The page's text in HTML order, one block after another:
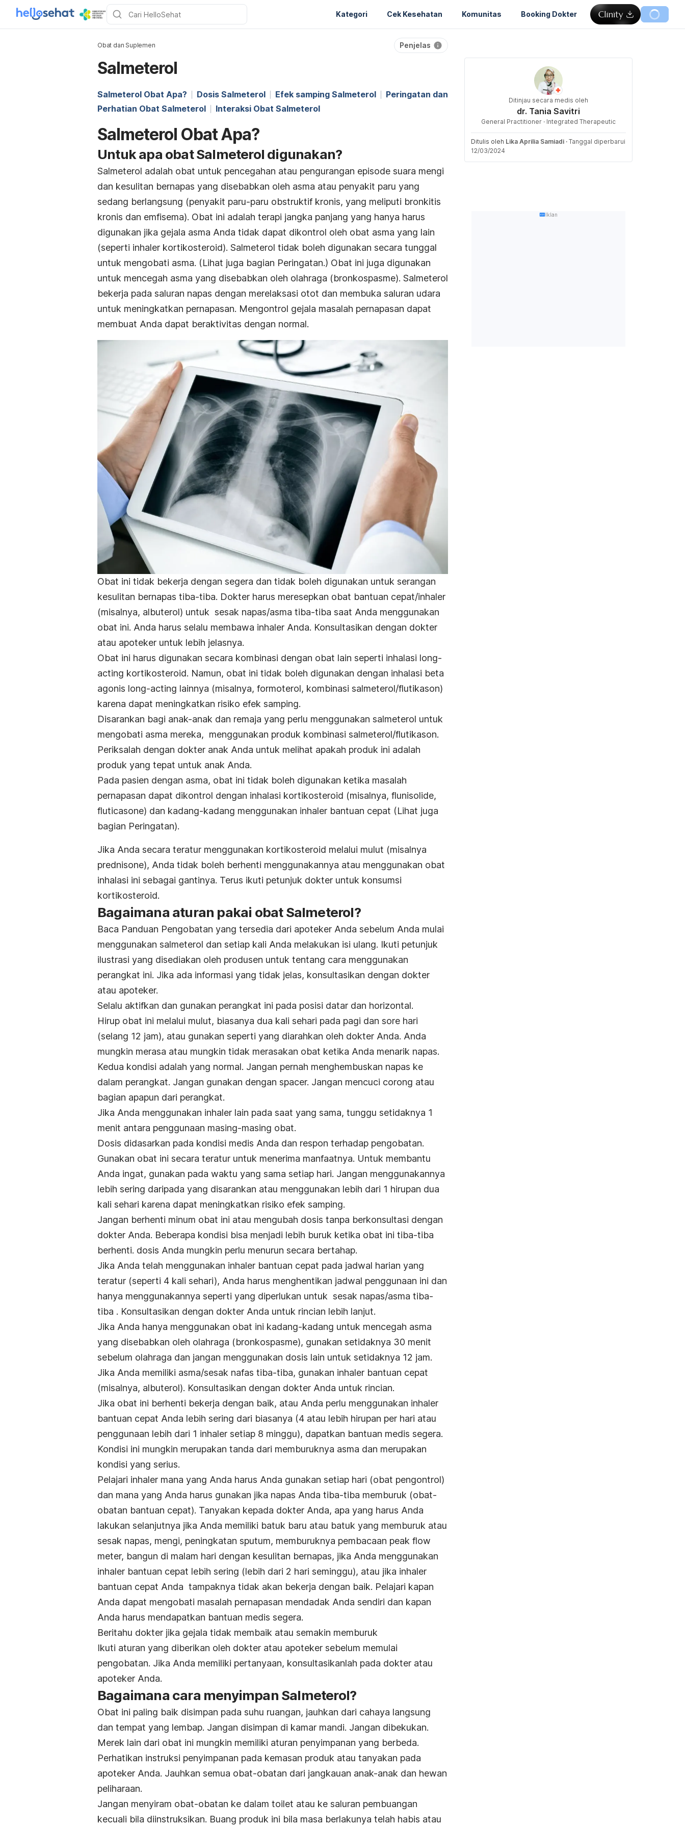
Kategori Cek Kesehatan Komunitas Booking Dokter
Obat dan Suplemen Penjelas
Salmeterol
Salmeterol Obat Apa? Dosis Salmeterol Efek samping Salmeterol
Peringatan dan
Perhatian Obat Salmeterol
Interaksi Obat Salmeterol
Salmeterol Obat Apa?
Untuk apa obat Salmeterol digunakan?
Salmeterol adalah obat untuk pencegahan atau pengurangan episode suara mengi
dan kesulitan bernapas yang disebabkan oleh asma atau penyakit paru yang
sedang berlangsung (penyakit paru-paru obstruktif kronis, yang meliputi bronkitis
kronis dan emfisema). Obat ini adalah terapi jangka panjang yang hanya harus
digunakan jika gejala asma Anda tidak dapat dikontrol oleh obat asma yang lain
(seperti inhaler kortikosteroid). Salmeterol tidak boleh digunakan secara tunggal
untuk mengobati asma. (Lihat juga bagian Peringatan.) Obat ini juga digunakan
untuk mencegah asma yang disebabkan oleh olahraga (bronkospasme). Salmeterol
bekerja pada saluran napas dengan merelaksasi otot dan membuka saluran udara
untuk meningkatkan pernapasan. Mengontrol gejala masalah pernapasan dapat
membuat Anda dapat beraktivitas dengan normal.
Obat ini tidak bekerja dengan segera dan tidak boleh digunakan untuk serangan
kesulitan bernapas tiba-tiba. Dokter harus meresepkan obat bantuan cepat/inhaler
(misalnya, albuterol) untuk sesak napas/asma tiba-tiba saat Anda menggunakan
obat ini. Anda harus selalu membawa inhaler Anda. Konsultasikan dengan dokter
atau apoteker untuk lebih jelasnya.
Obat ini harus digunakan secara kombinasi dengan obat lain seperti inhalasi long-
acting kortikosteroid. Namun, obat ini tidak boleh digunakan dengan inhalasi beta
agonis long-acting lainnya (misalnya, formoterol, kombinasi salmeterol/flutikason)
karena dapat meningkatkan risiko efek samping.
Disarankan bagi anak-anak dan remaja yang perlu menggunakan salmeterol untuk
mengobati asma mereka, menggunakan produk kombinasi salmeterol/flutikason.
Periksalah dengan dokter anak Anda untuk melihat apakah produk ini adalah
produk yang tepat untuk anak Anda.
Pada pasien dengan asma, obat ini tidak boleh digunakan ketika masalah
pernapasan dapat dikontrol dengan inhalasi kortikosteroid (misalnya, flunisolide,
fluticasone) dan kadang-kadang menggunakan inhaler bantuan cepat (Lihat juga
bagian Peringatan).
Jika Anda secara teratur menggunakan kortikosteroid melalui mulut (misalnya
prednisone), Anda tidak boleh berhenti menggunakannya atau menggunakan obat
inhalasi ini sebagai gantinya. Terus ikuti petunjuk dokter untuk konsumsi
kortikosteroid.
Bagaimana aturan pakai obat Salmeterol?
Baca Panduan Pengobatan yang tersedia dari apoteker Anda sebelum Anda mulai
menggunakan salmeterol dan setiap kali Anda melakukan isi ulang. Ikuti petunjuk
ilustrasi yang disediakan oleh produsen untuk tentang cara menggunakan
perangkat ini. Jika ada informasi yang tidak jelas, konsultasikan dengan dokter
atau apoteker.
Selalu aktifkan dan gunakan perangkat ini pada posisi datar dan horizontal.
Hirup obat ini melalui mulut, biasanya dua kali sehari pada pagi dan sore hari
(selang 12 jam), atau gunakan seperti yang diarahkan oleh dokter Anda. Anda
mungkin merasa atau mungkin tidak merasakan obat ketika Anda menarik napas.
Kedua kondisi adalah yang normal. Jangan pernah menghembuskan napas ke
dalam perangkat. Jangan gunakan dengan spacer. Jangan mencuci corong atau
bagian apapun dari perangkat.
Jika Anda menggunakan inhaler lain pada saat yang sama, tunggu setidaknya 1
menit antara penggunaan masing-masing obat.
Dosis didasarkan pada kondisi medis Anda dan respon terhadap pengobatan.
Gunakan obat ini secara teratur untuk menerima manfaatnya. Untuk membantu
Anda ingat, gunakan pada waktu yang sama setiap hari. Jangan menggunakannya
lebih sering daripada yang disarankan atau menggunakan lebih dari 1 hirupan dua
kali sehari karena dapat meningkatkan risiko efek samping.
Jangan berhenti minum obat ini atau mengubah dosis tanpa berkonsultasi dengan
dokter Anda. Beberapa kondisi bisa menjadi lebih buruk ketika obat ini tiba-tiba
berhenti. dosis Anda mungkin perlu menurun secara bertahap.
Jika Anda telah menggunakan inhaler bantuan cepat pada jadwal harian yang
teratur (seperti 4 kali sehari), Anda harus menghentikan jadwal penggunaan ini dan
hanya menggunakannya seperti yang diperlukan untuk sesak napas/asma tiba-
tiba . Konsultasikan dengan dokter Anda untuk rincian lebih lanjut.
Jika Anda hanya menggunakan obat ini kadang-kadang untuk mencegah asma
yang disebabkan oleh olahraga (bronkospasme), gunakan setidaknya 30 menit
sebelum olahraga dan jangan menggunakan dosis lain untuk setidaknya 12 jam.
Jika Anda memiliki asma/sesak nafas tiba-tiba, gunakan inhaler bantuan cepat
(misalnya, albuterol). Konsultasikan dengan dokter Anda untuk rincian.
Jika obat ini berhenti bekerja dengan baik, atau Anda perlu menggunakan inhaler
bantuan cepat Anda lebih sering dari biasanya (4 atau lebih hirupan per hari atau
penggunaan lebih dari 1 inhaler setiap 8 minggu), dapatkan bantuan medis segera.
Kondisi ini mungkin merupakan tanda dari memburuknya asma dan merupakan
kondisi yang serius.
Pelajari inhaler mana yang Anda harus Anda gunakan setiap hari (obat pengontrol)
dan mana yang Anda harus gunakan jika napas Anda tiba-tiba memburuk (obat-
obatan bantuan cepat). Tanyakan kepada dokter Anda, apa yang harus Anda
lakukan selanjutnya jika Anda memiliki batuk baru atau batuk yang memburuk atau
sesak napas, mengi, peningkatan sputum, memburuknya pembacaan peak flow
meter, bangun di malam hari dengan kesulitan bernapas, jika Anda menggunakan
inhaler bantuan cepat lebih sering (lebih dari 2 hari seminggu), atau jika inhaler
bantuan cepat Anda tampaknya tidak akan bekerja dengan baik. Pelajari kapan
Anda dapat mengobati masalah pernapasan mendadak Anda sendiri dan kapan
Anda harus mendapatkan bantuan medis segera.
Beritahu dokter jika gejala tidak membaik atau semakin memburuk
Ikuti aturan yang diberikan oleh dokter atau apoteker sebelum memulai
pengobatan. Jika Anda memiliki pertanyaan, konsultasikanlah pada dokter atau
apoteker Anda.
Bagaimana cara menyimpan Salmeterol?
Obat ini paling baik disimpan pada suhu ruangan, jauhkan dari cahaya langsung
dan tempat yang lembap. Jangan disimpan di kamar mandi. Jangan dibekukan.
Merek lain dari obat ini mungkin memiliki aturan penyimpanan yang berbeda.
Perhatikan instruksi penyimpanan pada kemasan produk atau tanyakan pada
apoteker Anda. Jauhkan semua obat-obatan dari jangkauan anak-anak dan hewan
peliharaan.
Jangan menyiram obat-obatan ke dalam toilet atau ke saluran pembuangan
kecuali bila diinstruksikan. Buang produk ini bila masa berlakunya telah habis atau
Ditinjau secara medis oleh
dr. Tania Savitri
General Practitioner · Integrated Therapeutic
Ditulis oleh Lika Aprilia Samiadi · Tanggal diperbarui
12/03/2024
Iklan